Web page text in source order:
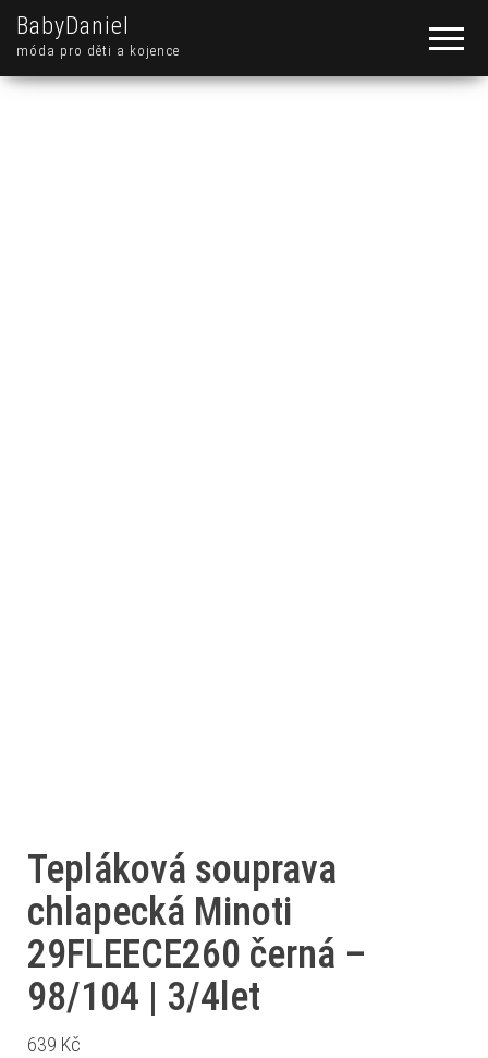
BabyDaniel
móda pro děti a kojence
Tepláková souprava
chlapecká Minoti
29FLEECE260 černá –
98/104 | 3/4let
639 Kč